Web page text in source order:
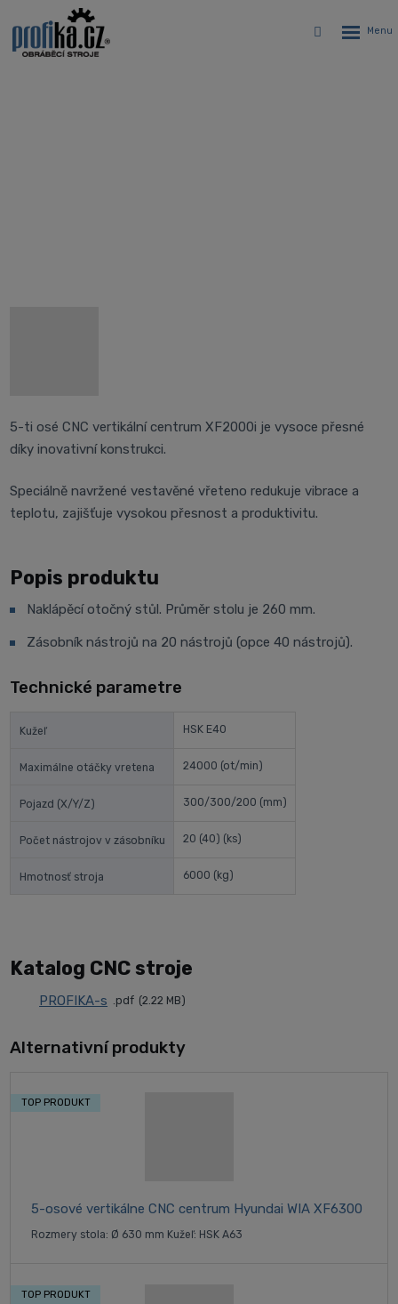
Vyhledávání
5-ti osé CNC vertikální centrum XF2000i je vysoce přesné
díky inovativní konstrukci.
Speciálně navržené vestavěné vřeteno redukuje vibrace a
teplotu, zajišťuje vysokou přesnost a produktivitu.
Popis produktu
Naklápěcí otočný stůl. Průměr stolu je 260 mm.
Zásobník nástrojů na 20 nástrojů (opce 40 nástrojů).
Technické parametre
Kužeľ HSK E40
Maximálne otáčky vretena 24000 (ot/min)
Pojazd (X/Y/Z) 300/300/200 (mm)
Počet nástrojov v zásobníku 20 (40) (ks)
Hmotnosť stroja 6000 (kg)
Katalog CNC stroje
PROFIKA-s pdf 2.22 MB
Alternativní produkty
5-osové vertikálne CNC centrum Hyundai WIA XF6300
Rozmery stola: Ø 630 mm Kužeľ: HSK A63
TOP PRODUKT
TOP PRODUKT